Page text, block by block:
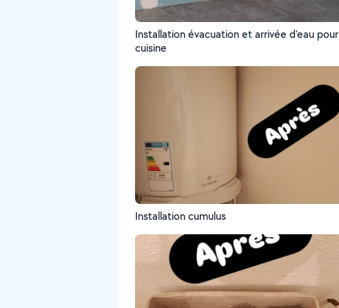
Installation évacuation et arrivée d'eau pour
cuisine
Installation cumulus